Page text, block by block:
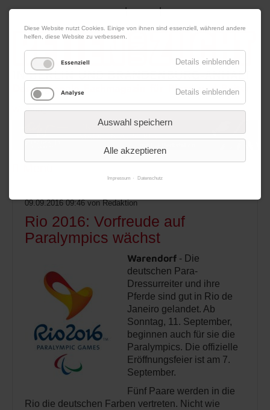
08. August 2026 Impressum|Kontakt|Datenschutz
Werbung
09.09.2016 09:46 von Redaktion
Rio 2016: Vorfreude auf
Paralympics wächst
Warendorf - Die
deutschen Para-
Dressurreiter und ihre
Pferde sind gut in Rio de
Janeiro gelandet. Ab
Sonntag, 11. September,
beginnen auch für sie die
Paralympics. Die offizielle
Eröffnungsfeier ist am 7.
September.
Fünf Paare werden in die
Rio die deutschen Farben vertreten. Nicht wie
Diese Website nutzt Cookies. Einige von ihnen sind essenziell, während andere
helfen, diese Website zu verbessern.
Essenziell Details einblenden
Analyse Details einblenden
Auswahl speichern
Alle akzeptieren
Impressum Datenschutz